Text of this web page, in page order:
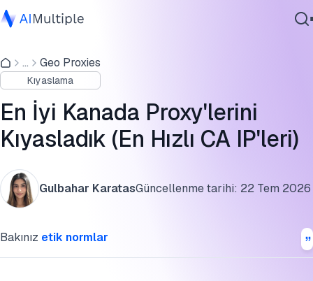
Ajanik Yapay Zeka
Siber güvenlik
Veri
Kurumsal Yazılım
Hizmetler
... Geo Proxies
Kıyaslama
En İyi Kanada Proxy'lerini
Kıyasladık (En Hızlı CA IP'leri)
Gulbahar KaratasGüncellenme tarihi: 22 Tem 2026
Bakınız etik normlar
Kanada proxy kıyaslama sonucu
En iyi Kanada proxy sunucuları ve hizmetleri: Güvenilir CA
IP'leri nereden satın alınır
Kanada IP türleri: Yerleşim, veri merkezi ve mobil
CA ve CA: Kanada ve Kaliforniya proxy'leri arasındaki fark
Kanada proxy kıyaslama metodolojisi
SSS'ler